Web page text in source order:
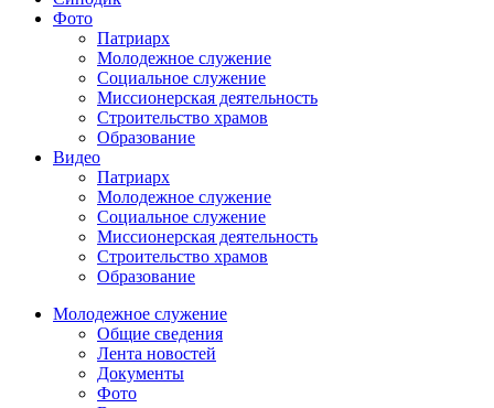
Фото
Патриарх
Молодежное служение
Социальное служение
Миссионерская деятельность
Строительство храмов
Образование
Видео
Патриарх
Молодежное служение
Социальное служение
Миссионерская деятельность
Строительство храмов
Образование
Молодежное служение
Общие сведения
Лента новостей
Документы
Фото